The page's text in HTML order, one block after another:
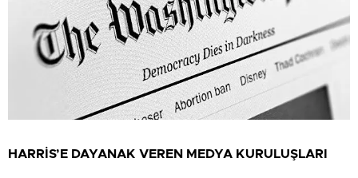
HARRİS’E DAYANAK VEREN MEDYA KURULUŞLARI